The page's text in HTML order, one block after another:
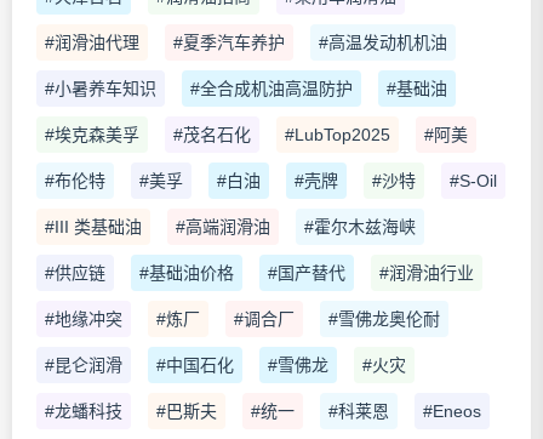
#润滑油代理 #夏季汽车养护 #高温发动机机油
#小暑养车知识 #全合成机油高温防护 #基础油
#埃克森美孚 #茂名石化 #LubTop2025 #阿美
#布伦特 #美孚 #白油 #壳牌 #沙特 #S-Oil
#III 类基础油 #高端润滑油 #霍尔木兹海峡
#供应链 #基础油价格 #国产替代 #润滑油行业
#地缘冲突 #炼厂 #调合厂 #雪佛龙奥伦耐
#昆仑润滑 #中国石化 #雪佛龙 #火灾
#龙蟠科技 #巴斯夫 #统一 #科莱恩 #Eneos